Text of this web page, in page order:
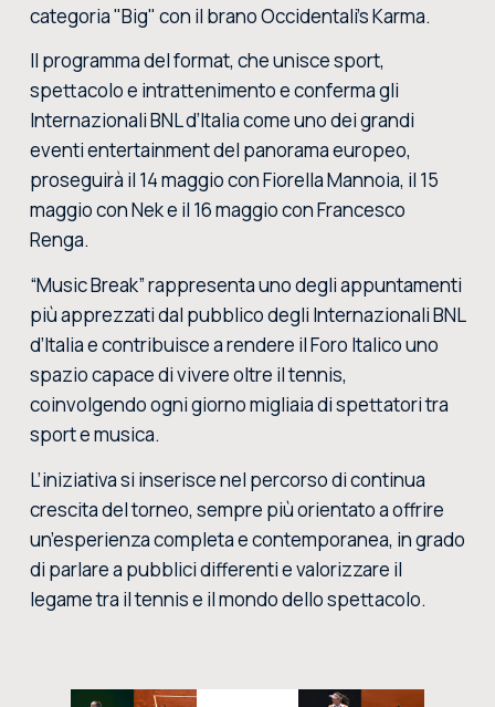
categoria "Big" con il brano Occidentali's Karma.
Il programma del format, che unisce sport,
spettacolo e intrattenimento e conferma gli
Internazionali BNL d’Italia come uno dei grandi
eventi entertainment del panorama europeo,
proseguirà il 14 maggio con Fiorella Mannoia, il 15
maggio con Nek e il 16 maggio con Francesco
Renga.
“Music Break” rappresenta uno degli appuntamenti
più apprezzati dal pubblico degli Internazionali BNL
d’Italia e contribuisce a rendere il Foro Italico uno
spazio capace di vivere oltre il tennis,
coinvolgendo ogni giorno migliaia di spettatori tra
sport e musica.
L’iniziativa si inserisce nel percorso di continua
crescita del torneo, sempre più orientato a offrire
un’esperienza completa e contemporanea, in grado
di parlare a pubblici differenti e valorizzare il
legame tra il tennis e il mondo dello spettacolo.